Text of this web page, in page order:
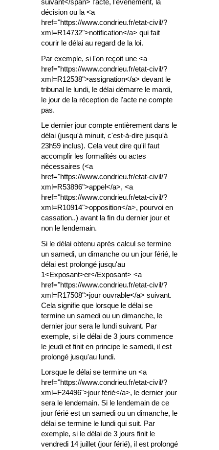
suivant</span> l'acte, l'événement, la
décision ou la <a
href="https://www.condrieu.fr/etat-civil/?
xml=R14732">notification</a> qui fait
courir le délai au regard de la loi.
Par exemple, si l'on reçoit une <a
href="https://www.condrieu.fr/etat-civil/?
xml=R12538">assignation</a> devant le
tribunal le lundi, le délai démarre le mardi,
le jour de la réception de l'acte ne compte
pas.
Le dernier jour compte entièrement dans le
délai (jusqu'à minuit, c'est-à-dire jusqu'à
23h59 inclus). Cela veut dire qu'il faut
accomplir les formalités ou actes
nécessaires (<a
href="https://www.condrieu.fr/etat-civil/?
xml=R53896">appel</a>, <a
href="https://www.condrieu.fr/etat-civil/?
xml=R10914">opposition</a>, pourvoi en
cassation..) avant la fin du dernier jour et
non le lendemain.
Si le délai obtenu après calcul se termine
un samedi, un dimanche ou un jour férié, le
délai est prolongé jusqu'au
1<Exposant>er</Exposant> <a
href="https://www.condrieu.fr/etat-civil/?
xml=R17508">jour ouvrable</a> suivant.
Cela signifie que lorsque le délai se
termine un samedi ou un dimanche, le
dernier jour sera le lundi suivant. Par
exemple, si le délai de 3 jours commence
le jeudi et finit en principe le samedi, il est
prolongé jusqu'au lundi.
Lorsque le délai se termine un <a
href="https://www.condrieu.fr/etat-civil/?
xml=F24496">jour férié</a>, le dernier jour
sera le lendemain. Si le lendemain de ce
jour férié est un samedi ou un dimanche, le
délai se termine le lundi qui suit. Par
exemple, si le délai de 3 jours finit le
vendredi 14 juillet (jour férié), il est prolongé